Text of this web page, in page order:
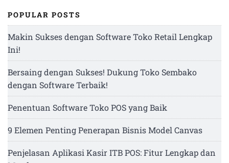
POPULAR POSTS
Makin Sukses dengan Software Toko Retail Lengkap
Ini!
Bersaing dengan Sukses! Dukung Toko Sembako
dengan Software Terbaik!
Penentuan Software Toko POS yang Baik
9 Elemen Penting Penerapan Bisnis Model Canvas
Penjelasan Aplikasi Kasir ITB POS: Fitur Lengkap dan